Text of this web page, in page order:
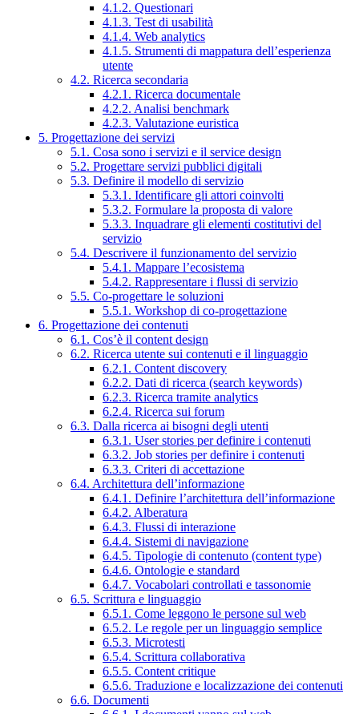
4.1.2. Questionari
4.1.3. Test di usabilità
4.1.4. Web analytics
4.1.5. Strumenti di mappatura dell’esperienza
utente
4.2. Ricerca secondaria
4.2.1. Ricerca documentale
4.2.2. Analisi benchmark
4.2.3. Valutazione euristica
5. Progettazione dei servizi
5.1. Cosa sono i servizi e il service design
5.2. Progettare servizi pubblici digitali
5.3. Definire il modello di servizio
5.3.1. Identificare gli attori coinvolti
5.3.2. Formulare la proposta di valore
5.3.3. Inquadrare gli elementi costitutivi del
servizio
5.4. Descrivere il funzionamento del servizio
5.4.1. Mappare l’ecosistema
5.4.2. Rappresentare i flussi di servizio
5.5. Co-progettare le soluzioni
5.5.1. Workshop di co-progettazione
6. Progettazione dei contenuti
6.1. Cos’è il content design
6.2. Ricerca utente sui contenuti e il linguaggio
6.2.1. Content discovery
6.2.2. Dati di ricerca (search keywords)
6.2.3. Ricerca tramite analytics
6.2.4. Ricerca sui forum
6.3. Dalla ricerca ai bisogni degli utenti
6.3.1. User stories per definire i contenuti
6.3.2. Job stories per definire i contenuti
6.3.3. Criteri di accettazione
6.4. Architettura dell’informazione
6.4.1. Definire l’architettura dell’informazione
6.4.2. Alberatura
6.4.3. Flussi di interazione
6.4.4. Sistemi di navigazione
6.4.5. Tipologie di contenuto (content type)
6.4.6. Ontologie e standard
6.4.7. Vocabolari controllati e tassonomie
6.5. Scrittura e linguaggio
6.5.1. Come leggono le persone sul web
6.5.2. Le regole per un linguaggio semplice
6.5.3. Microtesti
6.5.4. Scrittura collaborativa
6.5.5. Content critique
6.5.6. Traduzione e localizzazione dei contenuti
6.6. Documenti